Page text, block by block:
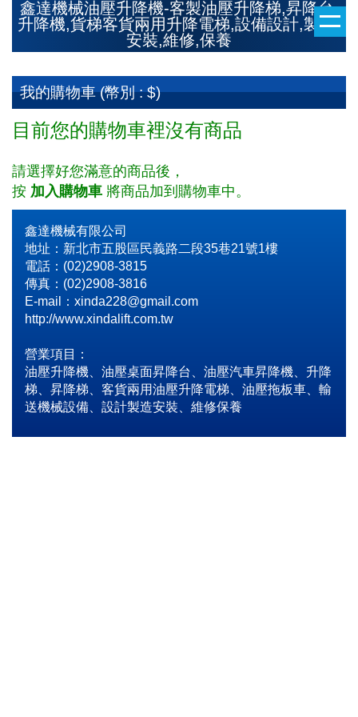
鑫達機械油壓升降機-客製油壓升降梯,昇降台,
升降機,貨梯客貨兩用升降電梯,設備設計,製造,
安裝,維修,保養
我的購物車 (幣別 : $)
目前您的購物車裡沒有商品
請選擇好您滿意的商品後，
按 加入購物車 將商品加到購物車中。
鑫達機械有限公司
地址：新北市五股區民義路二段35巷21號1樓
電話：(02)2908-3815
傳真：(02)2908-3816
E-mail：xinda228@gmail.com
http://www.xindalift.com.tw
營業項目：
油壓升降機、油壓桌面昇降台、油壓汽車昇降機、升降
梯、昇降梯、客貨兩用油壓升降電梯、油壓拖板車、輸
送機械設備、設計製造安裝、維修保養